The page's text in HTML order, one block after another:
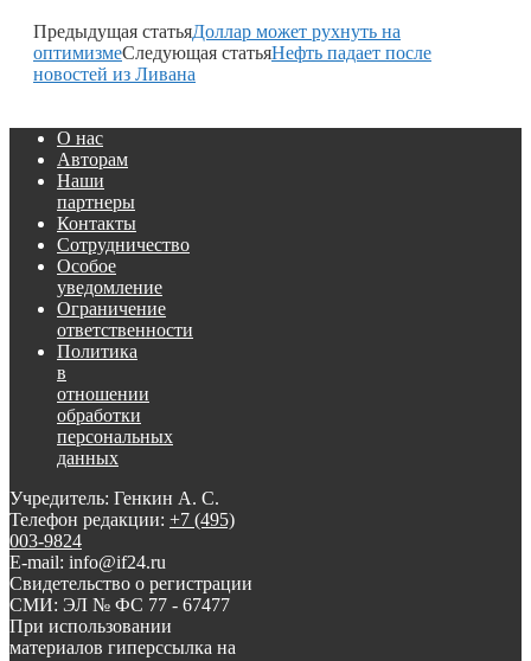
Предыдущая статьяДоллар может рухнуть на
оптимизмеСледующая статьяНефть падает после
новостей из Ливана
О нас
Авторам
Наши
партнеры
Контакты
Сотрудничество
Особое
уведомление
Ограничение
ответственности
Политика
в
отношении
обработки
персональных
данных
Учредитель: Генкин А. С.
Телефон редакции: +7 (495)
003-9824
E-mail: info@if24.ru
Свидетельство о регистрации
СМИ: ЭЛ № ФС 77 - 67477
При использовании
материалов гиперссылка на